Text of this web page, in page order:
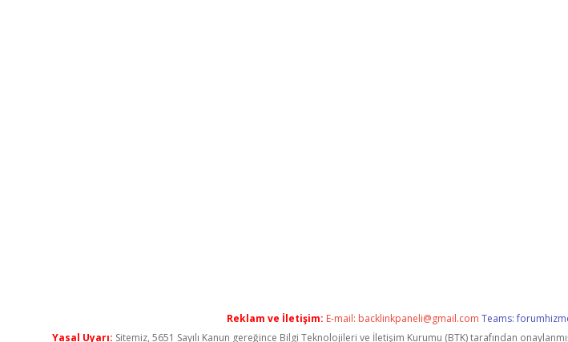
Reklam ve İletişim: E-mail: backlinkpaneli@gmail.com Teams:
Yasal Uyarı: Sitemiz, 5651 Sayılı Kanun gereğince Bilgi Teknolojileri ve İletişim Kurumu (BTK) tarafından